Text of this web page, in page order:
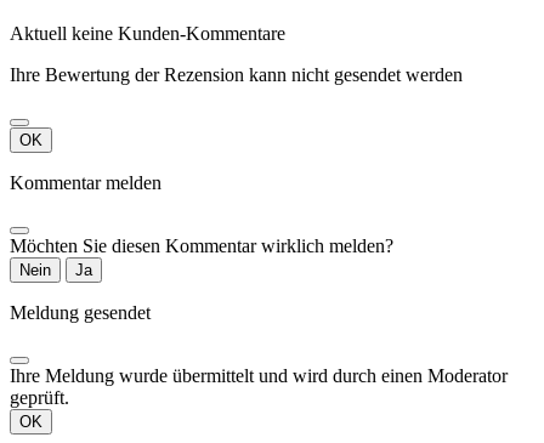
Aktuell keine Kunden-Kommentare
Ihre Bewertung der Rezension kann nicht gesendet werden
OK
Kommentar melden
Möchten Sie diesen Kommentar wirklich melden?
Nein Ja
Meldung gesendet
Ihre Meldung wurde übermittelt und wird durch einen Moderator
geprüft.
OK